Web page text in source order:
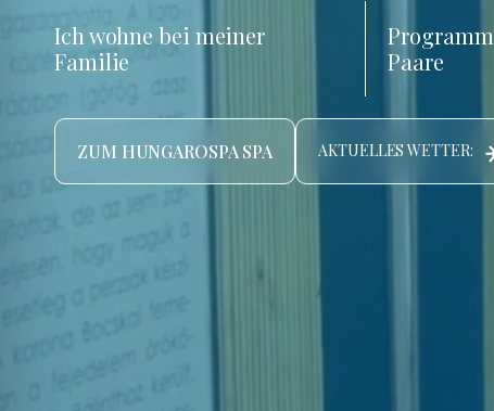
Ich wohne bei meiner
Familie
Paare
ZUM HUNGAROSPA SPA AKTUELLES WETTER: